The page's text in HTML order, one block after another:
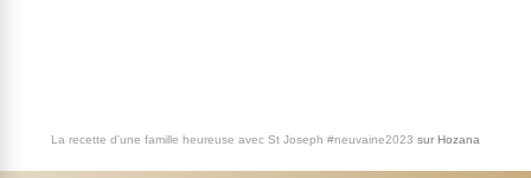
La recette d'une famille heureuse avec St Joseph #neuvaine2023 sur Hozana